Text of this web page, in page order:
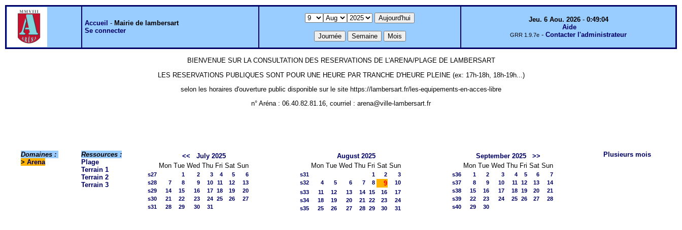
Accueil - Mairie de lambersart
Se connecter
Jeu. 6 Aou. 2026- 0:49:04
Aide
GRR 1.9.7e - Contacter l'administrateur
BIENVENUE SUR LA CONSULTATION DES RESERVATIONS DE L'ARENA/PLAGE DE LAMBERSART
LES RESERVATIONS PUBLIQUES SONT POUR UNE HEURE PAR TRANCHE D'HEURE PLEINE (ex: 17h-18h, 18h-19h...)
selon les horaires d'ouverture public disponible sur le site https://lambersart.fr/les-equipements-en-acces-libre
n° Aréna : 06.40.82.81.16, courriel : arena@ville-lambersart.fr
Domaines :
> Arena
Ressources :
Plage
Terrain 1
Terrain 2
Terrain 3
<<
July 2025
Mon Tue Wed Thu Fri Sat Sun
s27 1 2 3 4 5
6
s28
7 8 9 10 11 12
13
s29
14 15 16 17 18 19
20
s30
21 22 23 24 25 26
27
s31
28 29 30 31
August 2025
Mon Tue Wed Thu Fri Sat Sun
s31 1 2
3
s32
4 5 6 7 8 9
10
s33
11 12 13 14 15 16
17
s34
18 19 20 21 22 23
24
s35
25 26 27 28 29 30 31
September 2025
>>
Mon Tue Wed Thu Fri Sat Sun
s36 1 2 3 4 5 6
7
s37
8 9 10 11 12 13
14
s38
15 16 17 18 19 20
21
s39
22 23 24 25 26 27
28
s40
29 30
Plusieurs mois